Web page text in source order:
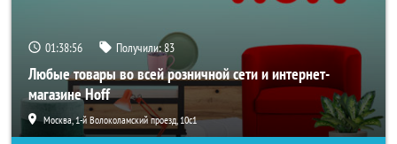
01:38:56 Получили:83
Любые товары во всей розничной сети и интернет-
магазине Hoff
Москва, 1-й Волоколамский проезд, 10с1